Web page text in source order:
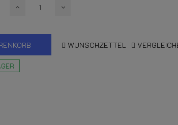
WUNSCHZETTEL